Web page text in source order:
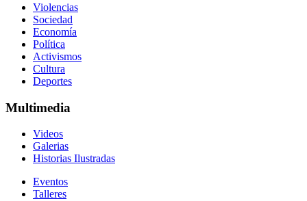
Violencias
Sociedad
Economía
Política
Activismos
Cultura
Deportes
Multimedia
Videos
Galerias
Historias Ilustradas
Eventos
Talleres